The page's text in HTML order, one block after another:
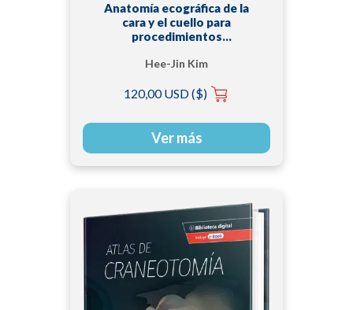
Anatomía ecográfica de la
cara y el cuello para
procedimientos
Hee-Jin Kim
120,00 USD ($)
Ver más